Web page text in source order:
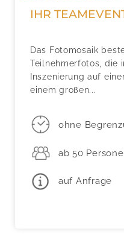
IHR
Das Fotomosaik
Teilnehmerfotos, die
Inszenierung auf
einem großen...
ohne
ab 50
auf Anfrage